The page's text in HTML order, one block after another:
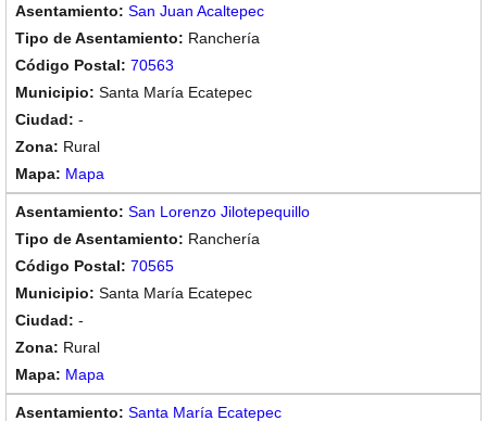
San Juan Acaltepec
Ranchería
70563
Santa María Ecatepec
-
Rural
Mapa
San Lorenzo Jilotepequillo
Ranchería
70565
Santa María Ecatepec
-
Rural
Mapa
Santa María Ecatepec